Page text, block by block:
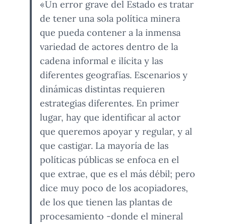
«Un error grave del Estado es tratar
de tener una sola política minera
que pueda contener a la inmensa
variedad de actores dentro de la
cadena informal e ilícita y las
diferentes geografías. Escenarios y
dinámicas distintas requieren
estrategias diferentes. En primer
lugar, hay que identificar al actor
que queremos apoyar y regular, y al
que castigar. La mayoría de las
políticas públicas se enfoca en el
que extrae, que es el más débil; pero
dice muy poco de los acopiadores,
de los que tienen las plantas de
procesamiento -donde el mineral